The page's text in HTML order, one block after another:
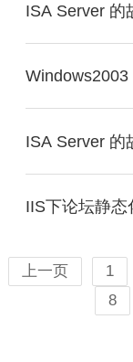
ISA Server 的
ISA Server 的
IIS下论坛静态
上一页 1
8